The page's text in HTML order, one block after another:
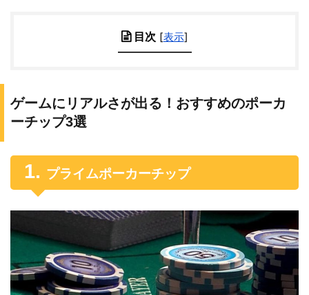
目次 [表示]
ゲームにリアルさが出る！おすすめのポーカ
ーチップ3選
プライムポーカーチップ